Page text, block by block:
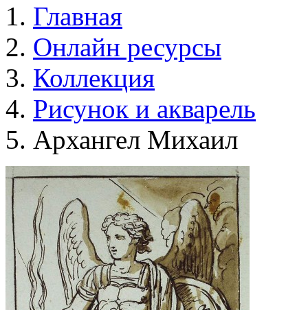
Главная
Онлайн ресурсы
Коллекция
Рисунок и акварель
Архангел Михаил